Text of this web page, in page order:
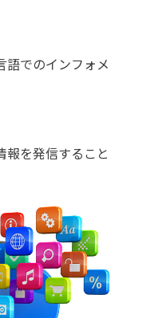
語でのインフォメ
報を発信すること